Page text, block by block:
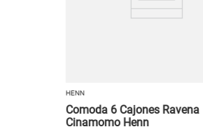
HENN
Comoda 6 Cajones Ravena
Cinamomo Henn